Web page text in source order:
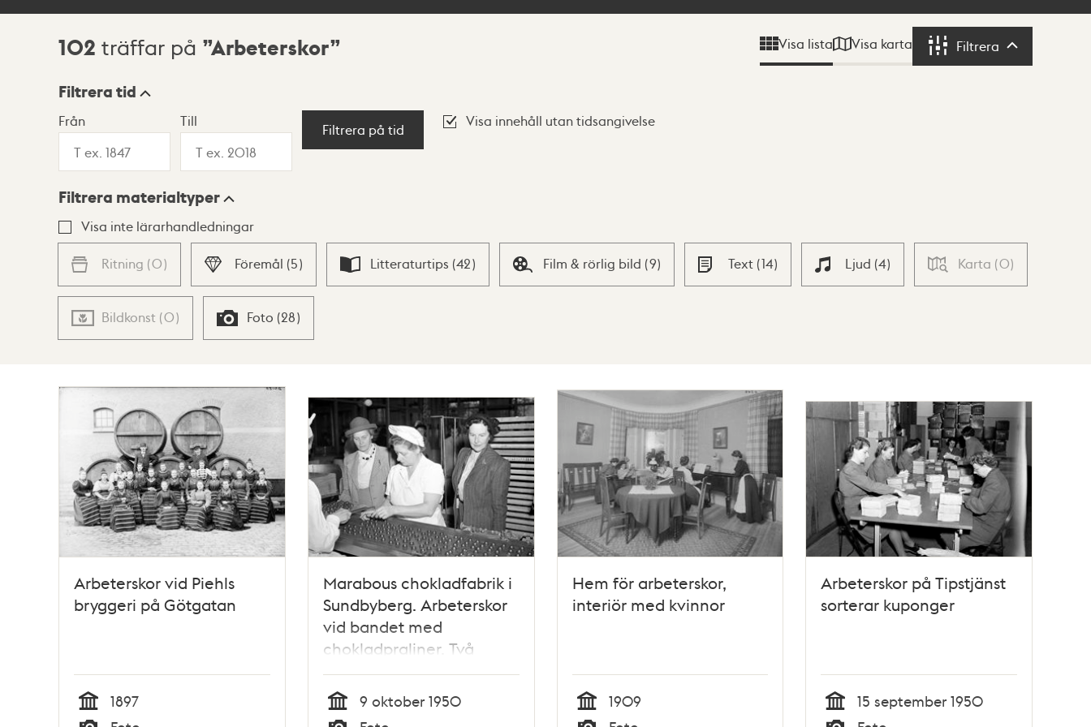
Sökresultat
102 träffar på Arbeterskor Visa lista Visa karta Filtrera Filtrera
Visningsläge
Lista Karta
Filtrera tid
Från Till
Filtrera på tid
Visa innehåll utan tidsangivelse
Filtrera materialtyper
Visa inte lärarhandledningar
Ritning (0) Föremål (5) Litteraturtips (42) Film & rörlig bild (9) Text (14) Ljud (4) Karta (0)
Bildkonst (0) Foto (28)
träffar
Arbeterskor vid Piehls
bryggeri på Götgatan
Tid
1897
Marabous chokladfabrik i
Sundbyberg. Arbeterskor
vid bandet med
chokladpraliner. Två
damer i dräkt och hatt
Tid
9 oktober 1950
Hem för arbeterskor,
interiör med kvinnor
Tid
1909
Arbeterskor på Tipstjänst
sorterar kuponger
Tid
15 september 1950